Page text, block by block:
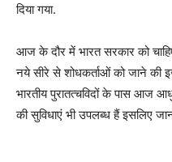
दिया गया.
आज के दौर में भारत सरकार को
नये सीरे से शोधकर्ताओं को जाने की
भारतीय पुरातत्चविदों के पास आज
की सुविधाएं भी उपलब्ध हैं इसलिए